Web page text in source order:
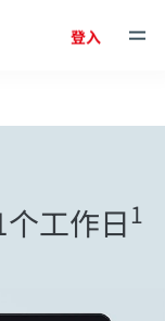
登入
工作日1